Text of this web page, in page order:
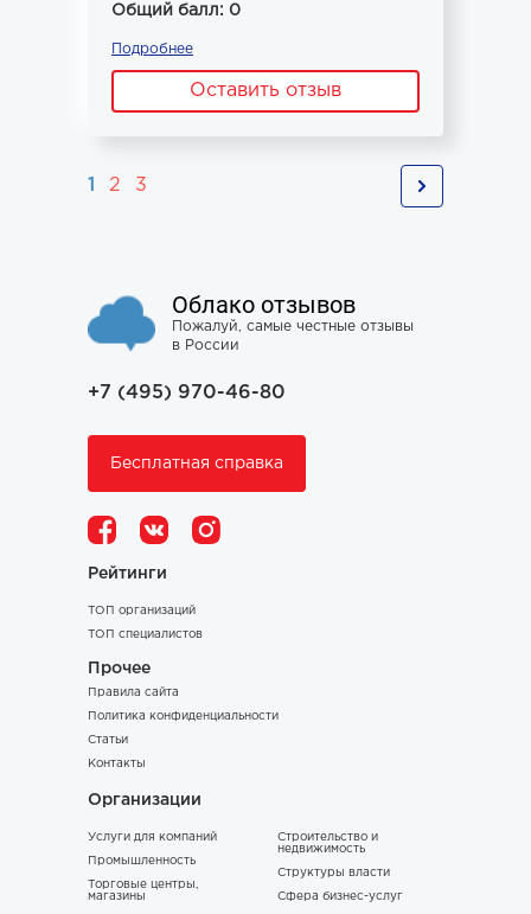
Общий балл: 0
Подробнее
Оставить отзыв
1 2 3
Облако отзывов
Пожалуй, самые честные отзывы
в России
+7 (495) 970-46-80
Бесплатная справка
Рейтинги
ТОП организаций
ТОП специалистов
Прочее
Правила сайта
Политика конфиденциальности
Статьи
Контакты
Организации
Услуги для компаний
Промышленность
Торговые центры,
магазины
Строительство и
недвижимость
Структуры власти
Сфера бизнес-услуг